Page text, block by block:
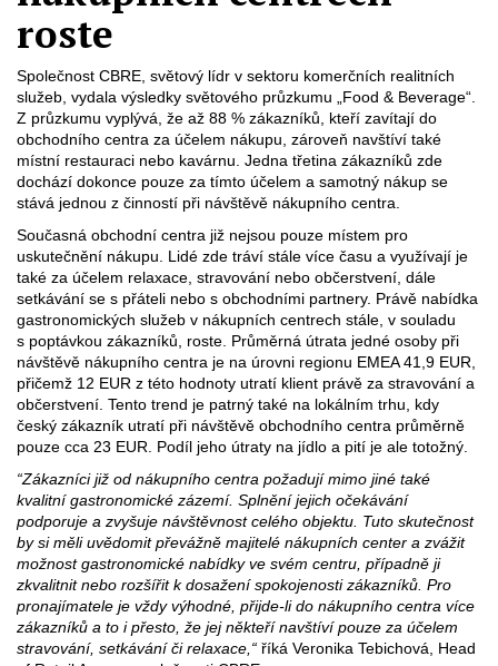
roste
Společnost CBRE, světový lídr v sektoru komerčních realitních
služeb, vydala výsledky světového průzkumu „Food & Beverage“.
Z průzkumu vyplývá, že až 88 % zákazníků, kteří zavítají do
obchodního centra za účelem nákupu, zároveň navštíví také
místní restauraci nebo kavárnu. Jedna třetina zákazníků zde
dochází dokonce pouze za tímto účelem a samotný nákup se
stává jednou z činností při návštěvě nákupního centra.
Současná obchodní centra již nejsou pouze místem pro
uskutečnění nákupu. Lidé zde tráví stále více času a využívají je
také za účelem relaxace, stravování nebo občerstvení, dále
setkávání se s přáteli nebo s obchodními partnery. Právě nabídka
gastronomických služeb v nákupních centrech stále, v souladu
s poptávkou zákazníků, roste. Průměrná útrata jedné osoby při
návštěvě nákupního centra je na úrovni regionu EMEA 41,9 EUR,
přičemž 12 EUR z této hodnoty utratí klient právě za stravování a
občerstvení. Tento trend je patrný také na lokálním trhu, kdy
český zákazník utratí při návštěvě obchodního centra průměrně
pouze cca 23 EUR. Podíl jeho útraty na jídlo a pití je ale totožný.
“Zákazníci již od nákupního centra požadují mimo jiné také
kvalitní gastronomické zázemí. Splnění jejich očekávání
podporuje a zvyšuje návštěvnost celého objektu. Tuto skutečnost
by si měli uvědomit převážně majitelé nákupních center a zvážit
možnost gastronomické nabídky ve svém centru, případně ji
zkvalitnit nebo rozšířit k dosažení spokojenosti zákazníků. Pro
pronajímatele je vždy výhodné, přijde-li do nákupního centra více
zákazníků a to i přesto, že jej někteří navštíví pouze za účelem
stravování, setkávání či relaxace,“ říká Veronika Tebichová, Head